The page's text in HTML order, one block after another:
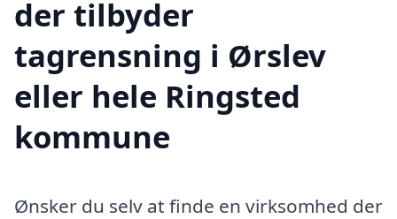
der tilbyder
tagrensning i Ørslev
eller hele Ringsted
kommune
Ønsker du selv at finde en virksomhed der